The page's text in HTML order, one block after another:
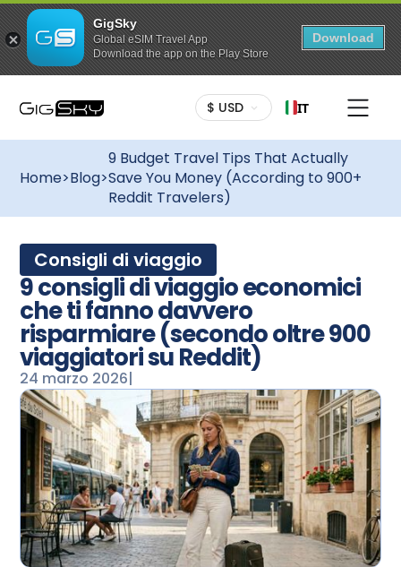
GigSky
Global eSIM Travel App
Download the app on the Play Store
Download
$ USD IT
Home>Blog>
9 Budget Travel Tips That Actually
Save You Money (According to 900+
Reddit Travelers)
Consigli di viaggio
9 consigli di viaggio economici
che ti fanno davvero
risparmiare (secondo oltre 900
viaggiatori su Reddit)
24 marzo 2026|